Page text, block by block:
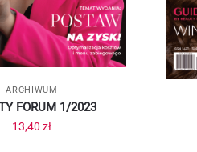
ARCHIWUM
FORUM 1/2023
13,40 zł